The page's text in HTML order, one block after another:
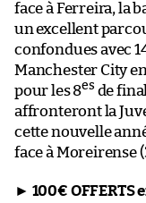
face à Ferreira, la
un excellent
confondues avec
Manchester City
pour les 8es de
affronteront la
cette nouvelle
face à Moreirense
► 100€ OFFERTS